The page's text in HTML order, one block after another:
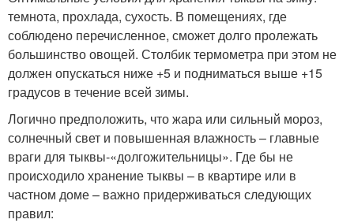
темнота, прохлада, сухость. В помещениях, где
соблюдено перечисленное, сможет долго пролежать
большинство овощей. Столбик термометра при этом не
должен опускаться ниже +5 и подниматься выше +15
градусов в течение всей зимы.
Логично предположить, что жара или сильный мороз,
солнечный свет и повышенная влажность – главные
враги для тыквы-«долгожительницы». Где бы не
происходило хранение тыквы – в квартире или в
частном доме – важно придерживаться следующих
правил: